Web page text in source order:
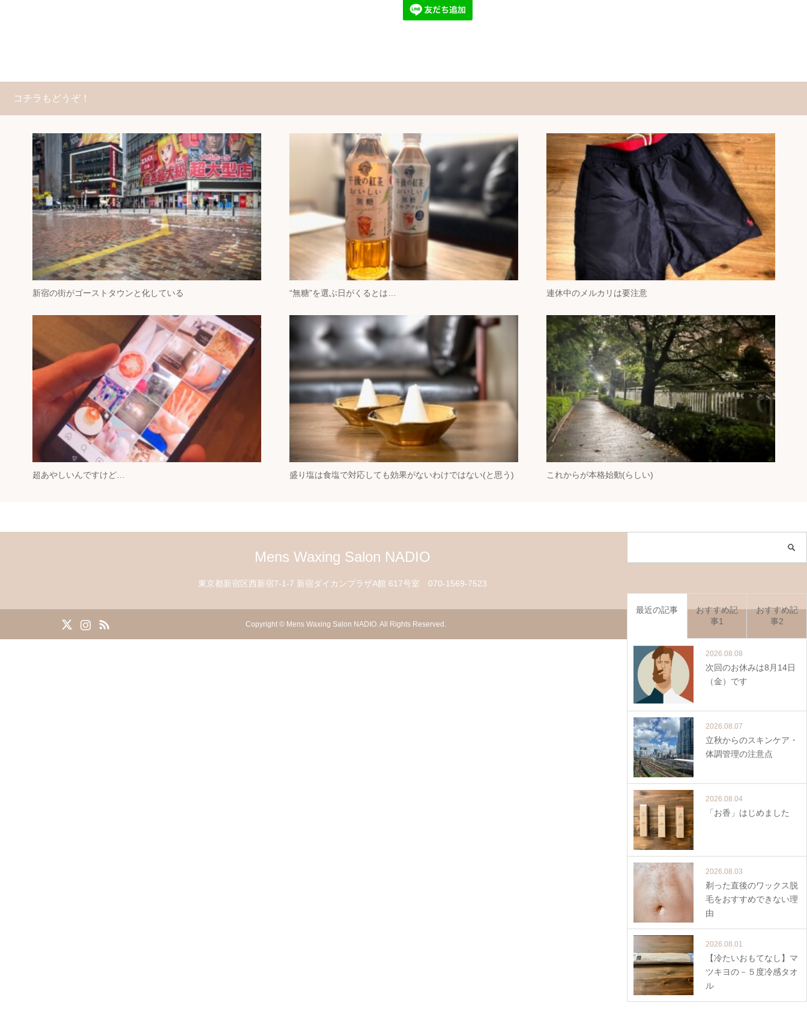
コチラもどうぞ！
新宿の街がゴーストタウンと化している “無糖”を選ぶ日がくるとは… 連休中のメルカリは要注意
超あやしいんですけど… 盛り塩は食塩で対応しても効果がないわけではない(と思う) これからが本格始動(らしい)
最近の記事
おすすめ記
事1
おすすめ記
事2
2026.08.08
次回のお休みは8月14日
（金）です
2026.08.07
立秋からのスキンケア・
体調管理の注意点
2026.08.04
「お香」はじめました
2026.08.03
剃った直後のワックス脱
毛をおすすめできない理
由
2026.08.01
【冷たいおもてなし】マ
ツキヨの－５度冷感タオ
ル
Mens Waxing Salon NADIO
東京都新宿区西新宿7-1-7 新宿ダイカンプラザA館 617号室 070-1569-7523
Copyright © Mens Waxing Salon NADIO. All Rights Reserved.